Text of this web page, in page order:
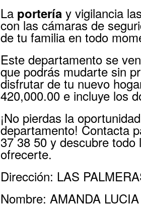
La portería y vigilancia
con las cámaras de
de tu familia en todo
Este departamento se
que podrás mudarte sin
disfrutar de tu nuevo
420,000.00 e incluye los
¡No pierdas la
departamento! Contacta
37 38 50 y descubre
ofrecerte.
Dirección: LAS
Nombre: AMANDA